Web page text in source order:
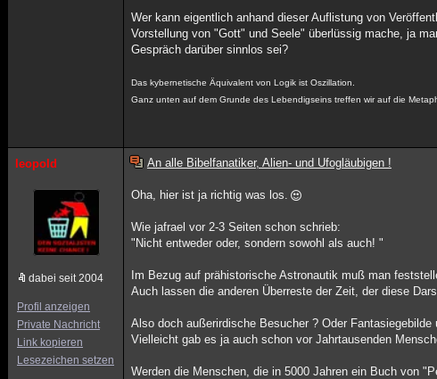
Wer kann eigentlich anhand dieser Auflistung von
Vorstellung von "Gott" und Seele" überlüssig mache, ja
Gespräch darüber sinnlos sei?
Das kybernetische Äquivalent von Logik ist Oszillation.
Ganz unten auf dem Grunde des Lebendigseins treffen wir auf die
leopold
dabei seit 2004
Profil anzeigen
Private Nachricht
Link kopieren
Lesezeichen setzen
An alle Bibelfanatiker, Alien- und Ufogläubigen !
Oha, hier ist ja richtig was los.
Wie jafrael vor 2-3 Seiten schon schrieb:
"Nicht entweder oder, sondern sowohl als auch! "
Im Bezug auf prähistorische Astronautik muß man
Auch lassen die anderen Überreste der Zeit, der diese
Also doch außerirdische Besucher ? Oder
Vielleicht gab es ja auch schon vor Jahrtausenden
Werden die Menschen, die in 5000 Jahren ein Buch von